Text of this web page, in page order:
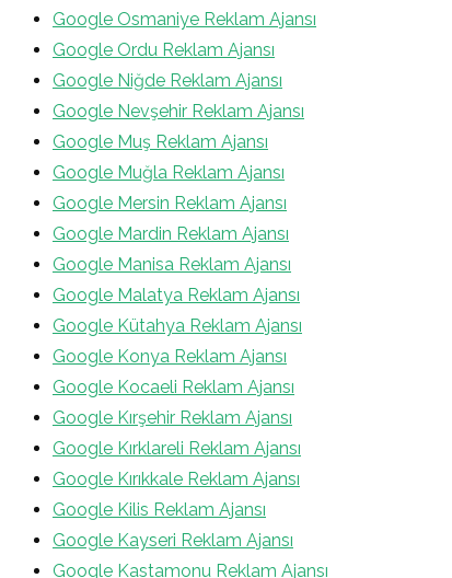
Google Osmaniye Reklam Ajansı
Google Ordu Reklam Ajansı
Google Niğde Reklam Ajansı
Google Nevşehir Reklam Ajansı
Google Muş Reklam Ajansı
Google Muğla Reklam Ajansı
Google Mersin Reklam Ajansı
Google Mardin Reklam Ajansı
Google Manisa Reklam Ajansı
Google Malatya Reklam Ajansı
Google Kütahya Reklam Ajansı
Google Konya Reklam Ajansı
Google Kocaeli Reklam Ajansı
Google Kırşehir Reklam Ajansı
Google Kırklareli Reklam Ajansı
Google Kırıkkale Reklam Ajansı
Google Kilis Reklam Ajansı
Google Kayseri Reklam Ajansı
Google Kastamonu Reklam Ajansı